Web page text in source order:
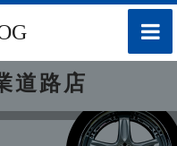
toggle
道路店